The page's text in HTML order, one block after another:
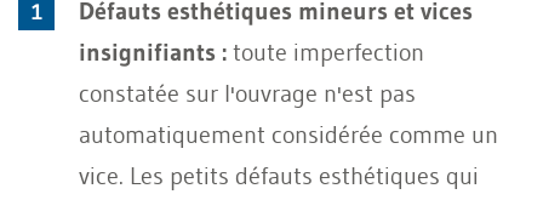
Défauts esthétiques mineurs et vices
insignifiants : toute imperfection
constatée sur l'ouvrage n'est pas
automatiquement considérée comme un
vice. Les petits défauts esthétiques qui